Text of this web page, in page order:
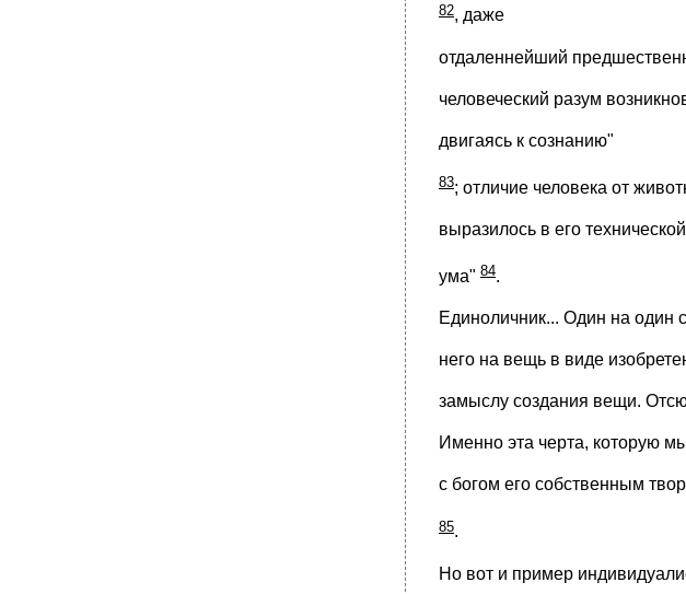
82, даже
отдаленнейший
человеческий разум
двигаясь к сознанию"
83; отличие человека от
выразилось в его
ума" 84.
Единоличник... Один на один
него на вещь в виде
замыслу создания вещи.
Именно эта черта, которую
с богом его собственным
85.
Но вот и пример